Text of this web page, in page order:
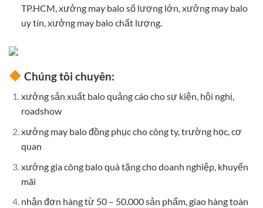
TP.HCM, xưởng may balo số lượng lớn, xưởng may balo
uy tín, xưởng may balo chất lượng.
Chúng tôi chuyên:
xưởng sản xuất balo quảng cáo cho sự kiện, hội nghị,
roadshow
xưởng may balo đồng phục cho công ty, trường học, cơ
quan
xưởng gia công balo quà tặng cho doanh nghiệp, khuyến
mãi
nhận đơn hàng từ 50 – 50.000 sản phẩm, giao hàng toàn